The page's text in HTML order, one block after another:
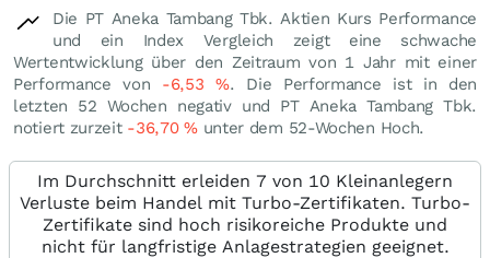
Die PT Aneka Tambang Tbk. Aktien Kurs Performance
und ein Index Vergleich zeigt eine schwache
Wertentwicklung über den Zeitraum von 1 Jahr mit einer
Performance von -6,53%. Die Performance ist in den
letzten 52 Wochen negativ und PT Aneka Tambang Tbk.
notiert zurzeit -36,70%unter dem 52-Wochen Hoch.
Im Durchschnitt erleiden 7 von 10 Kleinanlegern
Verluste beim Handel mit Turbo-Zertifikaten. Turbo-
Zertifikate sind hoch risikoreiche Produkte und
nicht für langfristige Anlagestrategien geeignet.